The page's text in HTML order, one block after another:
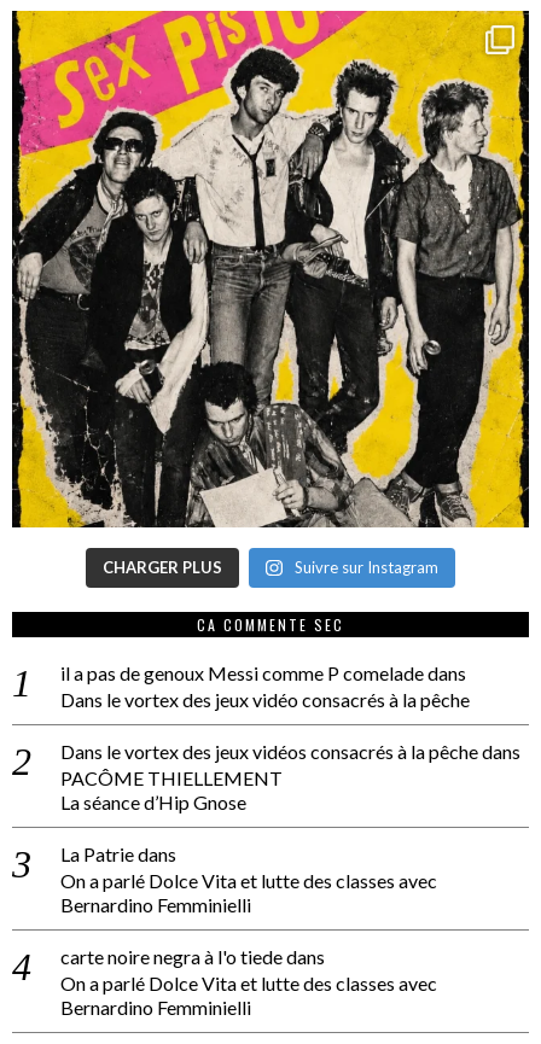
CHARGER PLUS Suivre sur Instagram
CA COMMENTE SEC
il a pas de genoux Messi comme P comeladedans
Dans le vortex des jeux vidéo consacrés à la pêche
Dans le vortex des jeux vidéos consacrés à la pêchedans
PACÔME THIELLEMENT
La séance d’Hip Gnose
La Patriedans
On a parlé Dolce Vita et lutte des classes avec
Bernardino Femminielli
carte noire negra à l'o tiededans
On a parlé Dolce Vita et lutte des classes avec
Bernardino Femminielli